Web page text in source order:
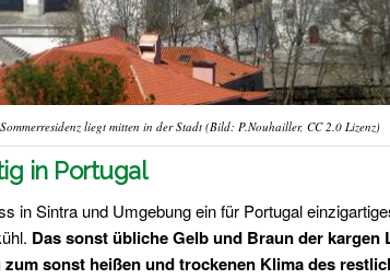
liegt mitten in der Stadt (Bild: P.Nouhailler, CC 2.0 Lizenz)
in Portugal
in Sintra und Umgebung ein für Portugal
Das sonst übliche Gelb und Braun der
sonst heißen und trockenen Klima des